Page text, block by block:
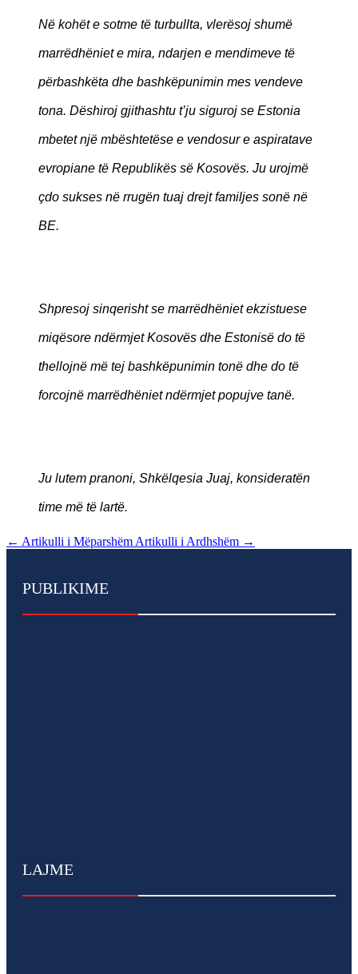
Në kohët e sotme të turbullta, vlerësoj shumë
marrëdhëniet e mira, ndarjen e mendimeve të
përbashkëta dhe bashkëpunimin mes vendeve
tona. Dëshiroj gjithashtu t’ju siguroj se Estonia
mbetet një mbështetëse e vendosur e aspiratave
evropiane të Republikës së Kosovës. Ju urojmë
çdo sukses në rrugën tuaj drejt familjes sonë në
BE.
Shpresoj sinqerisht se marrëdhëniet ekzistuese
miqësore ndërmjet Kosovës dhe Estonisë do të
thellojnë më tej bashkëpunimin tonë dhe do të
forcojnë marrëdhëniet ndërmjet popujve tanë.
Ju lutem pranoni, Shkëlqesia Juaj, konsideratën
time më të lartë.
← Artikulli i Mëparshëm Artikulli i Ardhshëm →
PUBLIKIME
LAJME